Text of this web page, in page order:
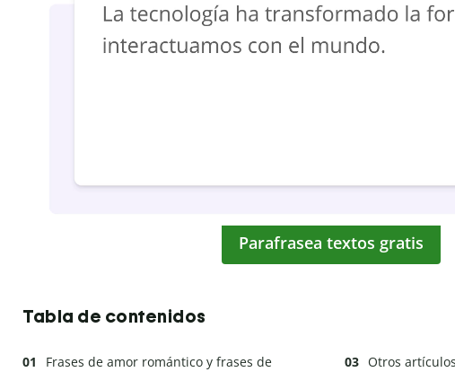
Parafrasea textos gratis
Tabla de contenidos
Frases de amor romántico y frases de
Otros